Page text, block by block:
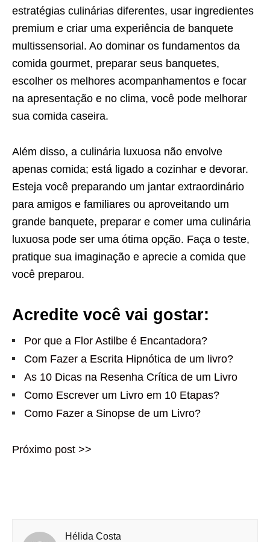
estratégias culinárias diferentes, usar ingredientes
premium e criar uma experiência de banquete
multissensorial. Ao dominar os fundamentos da
comida gourmet, preparar seus banquetes,
escolher os melhores acompanhamentos e focar
na apresentação e no clima, você pode melhorar
sua comida caseira.
Além disso, a culinária luxuosa não envolve
apenas comida; está ligado a cozinhar e devorar.
Esteja você preparando um jantar extraordinário
para amigos e familiares ou aproveitando um
grande banquete, preparar e comer uma culinária
luxuosa pode ser uma ótima opção. Faça o teste,
pratique sua imaginação e aprecie a comida que
você preparou.
Acredite você vai gostar:
Por que a Flor Astilbe é Encantadora?
Com Fazer a Escrita Hipnótica de um livro?
As 10 Dicas na Resenha Crítica de um Livro
Como Escrever um Livro em 10 Etapas?
Como Fazer a Sinopse de um Livro?
Próximo post >>
Hélida Costa